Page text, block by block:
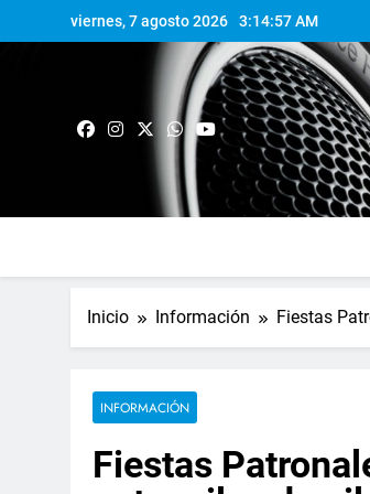
viernes, 7 agosto 2026 3:14:58 AM
Inicio Información Fiestas
INFORMACIÓN
Fiestas